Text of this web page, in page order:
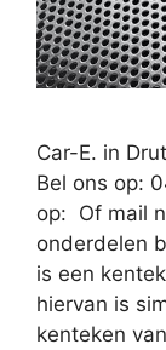
Car-E. in
Bel ons op:
op: Of mail
onderdelen
is een
hiervan is
kenteken